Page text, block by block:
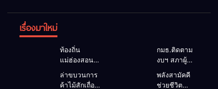
เรื่องมาใหม่
ท้องถิ่น
แม่ฮ่องสอน
ประชาชน นา
กมธ.ติดตาม
งบฯ สภาผู้
แม่สะเรียง ถก
ล่าขบวนการ
ค้าไม้สักเถื่อน
พลังสามัคคี
ช่วยชีวิต